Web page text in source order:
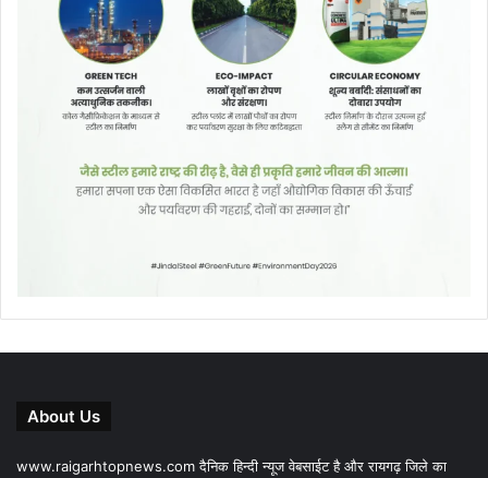
About Us
www.raigarhtopnews.com दैनिक हिन्दी न्यूज वेबसाईट है और रायगढ़ जिले का